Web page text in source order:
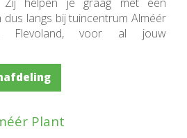
dus langs bij tuincentrum Alméér
Flevoland, voor al jouw
Plant